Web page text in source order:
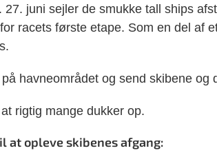
27. juni sejler de smukke tall ships
racets første etape. Som en del af
havneområdet og send skibene
rigtig mange dukker op.
at opleve skibenes afgang: